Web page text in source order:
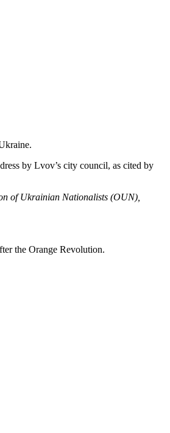
by Lvov’s city council, as cited by
of Ukrainian Nationalists (OUN),
the Orange Revolution.